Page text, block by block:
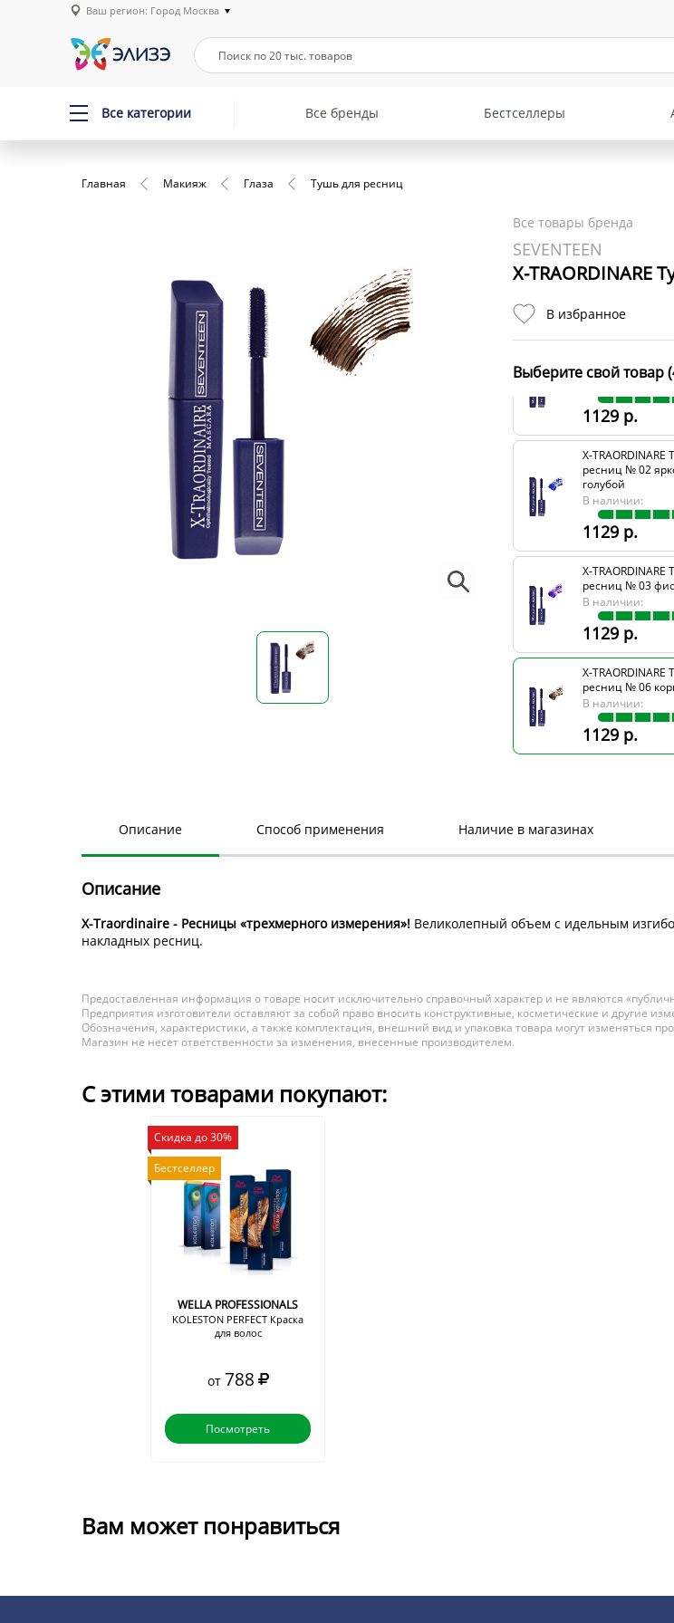
Ваш регион: Город Москва
Все категории Все бренды Бестселлеры
Главная Макияж Глаза Тушь для ресниц
Все товары бренда
SEVENTEEN
X-TRAORDINARE
В избранное
Выберите свой товар
ресниц № 01
1129 р.
X-TRAORDINARE
ресниц № 02
голубой
В наличии:
1129 р.
X-TRAORDINARE
ресниц № 03
В наличии:
1129 р.
X-TRAORDINARE
ресниц № 06
В наличии:
1129 р.
Описание Способ применения Наличие в магазинах
Описание
X-Traordinaire - Ресницы «трехмерного измерения»! Великолепный объем с идельным
накладных ресниц.
Предоставленная информация о товаре носит исключительно справочный характер и не являются
Предприятия изготовители оставляют за собой право вносить конструктивные, косметические и другие
Обозначения, характеристики, а также комплектация, внешний вид и упаковка товара могут изменяться
Магазин не несет ответственности за изменения, внесенные производителем.
С этими товарами покупают:
Скидка до 30%
Бестселлер
WELLA PROFESSIONALS
KOLESTON PERFECT Краска
для волос
от 788
Посмотреть
Вам может понравиться